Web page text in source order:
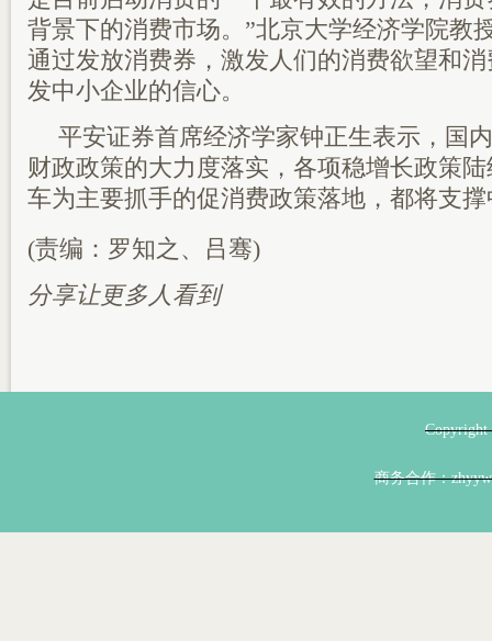
背景下的消费市场。”北京大学经济学院教
通过发放消费券，激发人们的消费欲望和
发中小企业的信心。
平安证券首席经济学家钟正生表示，国
财政政策的大力度落实，各项稳增长政策
车为主要抓手的促消费政策落地，都将支
(责编：罗知之、吕骞)
分享让更多人看到
商务合作：